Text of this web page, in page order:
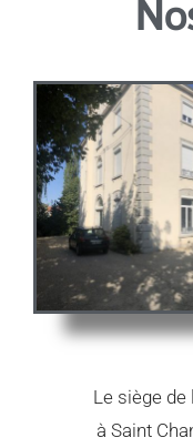
Le siège
à Saint